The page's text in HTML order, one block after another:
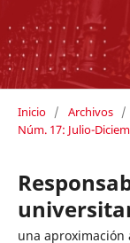
Inicio / Archivos /
Núm. 17: Julio-
una aproximación